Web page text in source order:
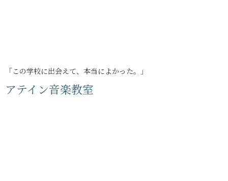
「この学校に出会えて、本当によかった。」
アテイン音楽教室